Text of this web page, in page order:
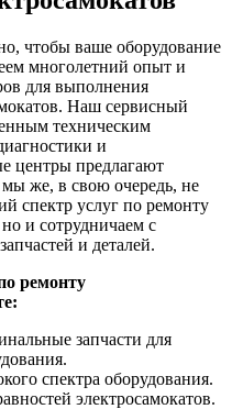
чтобы ваше оборудование
многолетний опыт и
для выполнения
Наш сервисный
техническим
и
центры предлагают
же, в свою очередь, не
спектр услуг по ремонту
и сотрудничаем с
и деталей.
ремонту
запчасти для
спектра оборудования.
электросамокатов.